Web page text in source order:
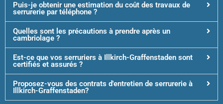
Puis-je obtenir une estimation du coût des travaux de
serrurerie par téléphone ?
Quelles sont les précautions à prendre après un
cambriolage ?
Est-ce que vos serruriers à Illkirch-Graffenstaden sont
certifiés et assurés ?
Proposez-vous des contrats d'entretien de serrurerie à
Illkirch-Graffenstaden?